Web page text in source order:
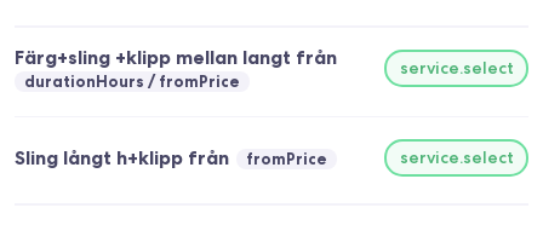
Färg+sling +klipp mellan langt från
durationHours fromPrice
service.select
Sling långt h+klipp från fromPrice service.select